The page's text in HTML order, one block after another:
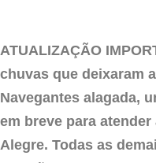
ATUALIZAÇÃO
chuvas que deixaram
Navegantes alagada,
em breve para
Alegre. Todas as